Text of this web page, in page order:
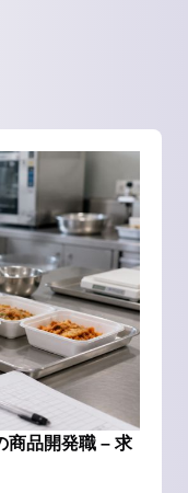
商品開発職 – 求